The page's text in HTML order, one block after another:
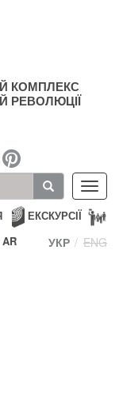
КОМПЛЕКС
РЕВОЛЮЦІЇ
ЕКСКУРСІЇ
УКР ENG